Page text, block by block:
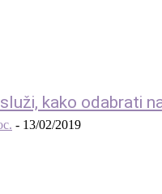
kako odabrati
- 13/02/2019